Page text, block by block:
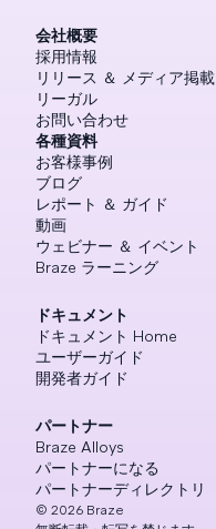
会社概要
採用情報
リリース ＆ メディア掲載
リーガル
お問い合わせ
各種資料
お客様事例
ブログ
レポート ＆ ガイド
動画
ウェビナー ＆ イベント
Braze ラーニング
ドキュメント
ドキュメント Home
ユーザーガイド
開発者ガイド
パートナー
Braze Alloys
パートナーになる
パートナーディレクトリ
© 2026 Braze